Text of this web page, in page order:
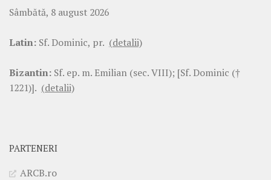
Sâmbătă, 8 august 2026
Latin: Sf. Dominic, pr. (detalii)
Bizantin: Sf. ep. m. Emilian (sec. VIII); [Sf. Dominic (†
1221)]. (detalii)
PARTENERI
ARCB.ro